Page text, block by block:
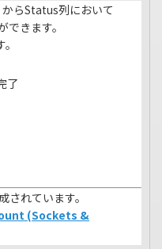
らStatus列において
きます。
了
れています。
(Sockets &